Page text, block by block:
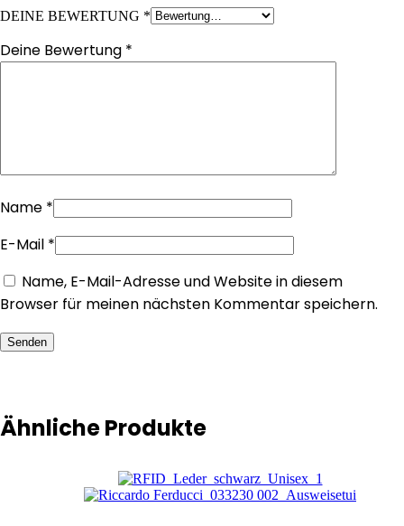
DEINE BEWERTUNG *
Deine Bewertung *
Name *
E-Mail *
Name, E-Mail-Adresse und Website in diesem
Browser für meinen nächsten Kommentar speichern.
Senden
Ähnliche Produkte